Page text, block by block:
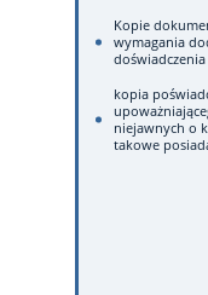
Kopie
wymagania
kopia
niejawnych o
takowe